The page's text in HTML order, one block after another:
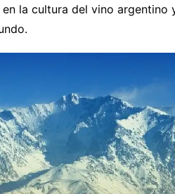
en la cultura del vino